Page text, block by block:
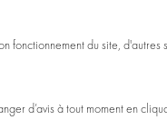
fonctionnement du site, d'autres
d’avis à tout moment en
de remplacement pour
filtre JUWEL. Le produit